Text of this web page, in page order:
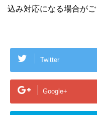
込み対応になる場合がご
Twitter
Google+